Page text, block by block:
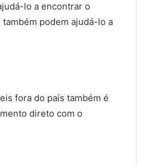
lo a encontrar o
podem ajudá-lo a
fora do país também é
direto com o